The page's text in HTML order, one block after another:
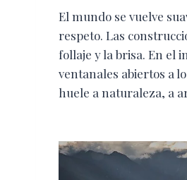
El mundo se vuelve
respeto. Las
follaje y la brisa. En el
ventanales abiertos a
huele a naturaleza, a